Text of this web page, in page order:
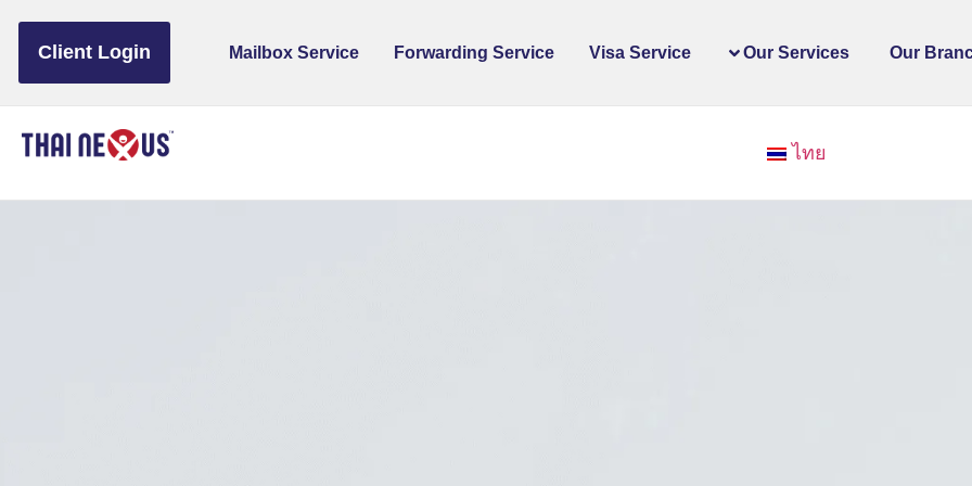
Client Login
Mailbox Service Forwarding Service Visa Service Our Services Our
ไทย